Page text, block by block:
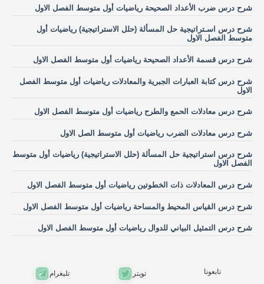
شرح درس ضرب الأعداد الصحيحة رياضيات أول متوسط الفصل الاول
شرح درس اسـتراتيجية حل المسألة (حلل الاستراتيجية) رياضيات أول
متوسط الفصل الاول
شرح درس قسمة الأعداد الصحيحة رياضيات أول متوسط الفصل الاول
شرح درس كتابة العبارات الجبرية والمعادلات رياضيات أول متوسط الفصل
الاول
شرح درس معادلات الحمع والطرح رياضيات أول متوسط الفصل الاول
شرح درس معادلات الضرب رياضيات أول متوسط الصل الاول
شرح درس استراتيجية حل المسألة (حلل الاستراتيجية) رياضيات أول متوسط
الفصل الاول
شرح درس المعادلات ذات الخطوتين رياضيات أول متوسط الفصل الاول
شرح درس القياس المحيط والمساحة رياضيات أول متوسط الفصل الاول
شرح درس التمثيل البياني للدوال رياضيات أول متوسط الفصل الاول
تابعونا تويتر تليغرام